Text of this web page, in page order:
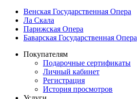
Венская Государственная Опера
Ла Скала
Парижская Опера
Баварская Государственная Опера
Покупателям
Подарочные сертификаты
Личный кабинет
Регистрация
История просмотров